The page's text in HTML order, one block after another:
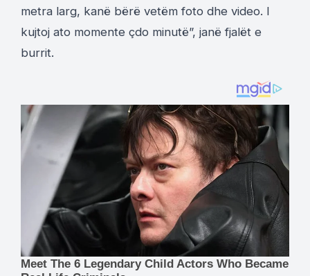
metra larg, kanë bërë vetëm foto dhe video. I
kujtoj ato momente çdo minutë”, janë fjalët e
burrit.